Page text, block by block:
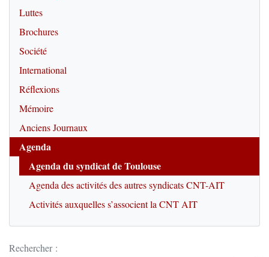
Luttes
Brochures
Société
International
Réflexions
Mémoire
Anciens Journaux
Agenda
Agenda du syndicat de Toulouse
Agenda des activités des autres syndicats CNT-AIT
Activités auxquelles s’associent la CNT AIT
Rechercher :